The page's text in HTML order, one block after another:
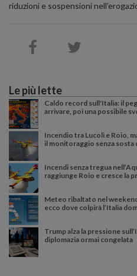
riduzioni e sospensioni
Le più lette
Caldo record sull'Italia: il
arrivare, poi una possibile
Incendio tra Lucoli e Roio,
il monitoraggio senza sosta
Incendi senza tregua
raggiunge Roio e cresce la
Meteo ribaltato nel
ecco dove colpirà l’Italia
Trump alza la pressione
diplomazia ormai congelata